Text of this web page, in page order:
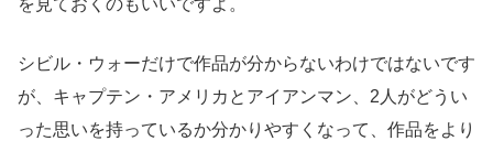
を見ておくのもいいですよ。
シビル・ウォーだけで作品が分からないわけではないです
が、キャプテン・アメリカとアイアンマン、2人がどうい
った思いを持っているか分かりやすくなって、作品をより